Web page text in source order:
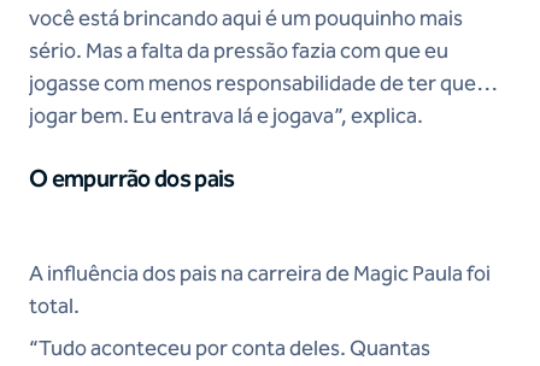
você está brincando aqui é um pouquinho mais
sério. Mas a falta da pressão fazia com que eu
jogasse com menos responsabilidade de ter que
jogar bem. Eu entrava lá e jogava”, explica.
O empurrão dos pais
A influência dos pais na carreira de Magic Paula foi
total.
“Tudo aconteceu por conta deles. Quantas